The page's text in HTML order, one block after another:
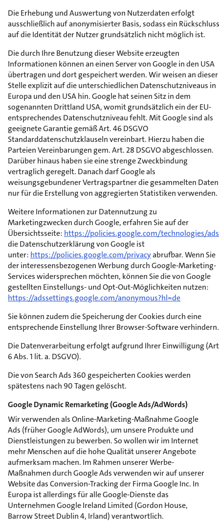
Die Erhebung und Auswertung von Nutzerdaten erfolgt
ausschließlich auf anonymisierter Basis, sodass ein Rückschluss
auf die Identität der Nutzer grundsätzlich nicht möglich ist.
Die durch Ihre Benutzung dieser Website erzeugten
Informationen können an einen Server von Google in den USA
übertragen und dort gespeichert werden. Wir weisen an dieser
Stelle explizit auf die unterschiedlichen Datenschutzniveaus in
Europa und den USA hin. Google hat seinen Sitz in dem
sogenannten Drittland USA, womit grundsätzlich ein der EU-
entsprechendes Datenschutzniveau fehlt. Mit Google sind als
geeignete Garantie gemäß Art. 46 DSGVO
Standarddatenschutzklauseln vereinbart. Hierzu haben die
Parteien Vereinbarungen gem. Art. 28 DSGVO abgeschlossen.
Darüber hinaus haben sie eine strenge Zweckbindung
vertraglich geregelt. Danach darf Google als
weisungsgebundener Vertragspartner die gesammelten Daten
nur für die Erstellung von aggregierten Statistiken verwenden.
Weitere Informationen zur Datennutzung zu
Marketingzwecken durch Google, erfahren Sie auf der
Übersichtsseite: https://policies.google.com/technologies/ads
die Datenschutzerklärung von Google ist
unter: https://policies.google.com/privacyabrufbar. Wenn Sie
der interessensbezogenen Werbung durch Google-Marketing-
Services widersprechen möchten, können Sie die von Google
gestellten Einstellungs- und Opt-Out-Möglichkeiten nutzen:
https://adssettings.google.com/anonymous?hl=de
Sie können zudem die Speicherung der Cookies durch eine
entsprechende Einstellung Ihrer Browser-Software verhindern.
Die Datenverarbeitung erfolgt aufgrund Ihrer Einwilligung
6 Abs. 1 lit. a. DSGVO).
Die von Search Ads 360 gespeicherten Cookies werden
spätestens nach 90 Tagen gelöscht.
Google Dynamic Remarketing (Google Ads/AdWords)
Wir verwenden als Online-Marketing-Maßnahme Google
Ads (früher Google AdWords), um unsere Produkte und
Dienstleistungen zu bewerben. So wollen wir im Internet
mehr Menschen auf die hohe Qualität unserer Angebote
aufmerksam machen. Im Rahmen unserer Werbe-
Maßnahmen durch Google Ads verwenden wir auf unserer
Website das Conversion-Tracking der Firma Google Inc. In
Europa ist allerdings für alle Google-Dienste das
Unternehmen Google Ireland Limited (Gordon House,
Barrow Street Dublin 4, Irland) verantwortlich.